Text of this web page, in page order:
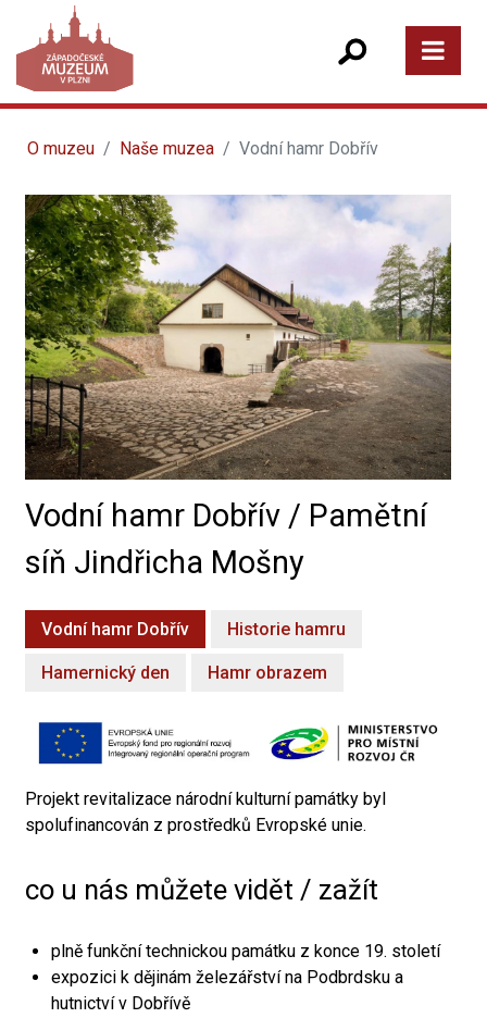
O muzeu Naše muzea Vodní hamr Dobřív
Vodní hamr Dobřív / Pamětní
síň Jindřicha Mošny
Vodní hamr Dobřív Historie hamru
Hamernický den Hamr obrazem
Projekt revitalizace národní kulturní památky byl
spolufinancován z prostředků Evropské unie.
co u nás můžete vidět / zažít
plně funkční technickou památku z konce 19. století
expozici k dějinám železářství na Podbrdsku a
hutnictví v Dobřívě